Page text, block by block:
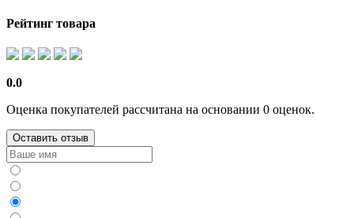
Рейтинг товара
0.0
Оценка покупателей рассчитана на основании 0 оценок.
Оставить отзыв